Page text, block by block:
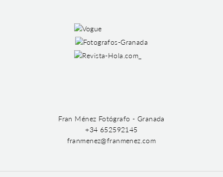
Fran Ménez Fotógrafo - Granada
+34 652592145
franmenez@franmenez.com